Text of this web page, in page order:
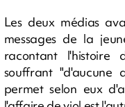
Les deux médias
messages de la
racontant l'histoire
souffrant "d'aucune
permet selon eux